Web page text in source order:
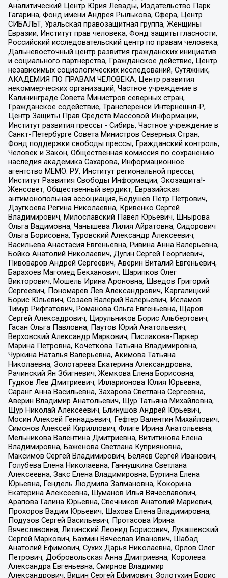
Аналитический Центр Юрия Левады, Издательство Парк
Гагарина, Фонд имени Андрея Рылькова, Сфера, Центр
СИБАЛЬТ, Уральская правозащитная группа, Женщины
Евразии, Институт прав человека, Фонд защиты гласности,
Российский исследовательский центр по правам человека,
Дальневосточный центр развития гражданских инициатив
и социального партнерства, Гражданское действие, Центр
независимых социологических исследований, Сутяжник,
АКАДЕМИЯ ПО ПРАВАМ ЧЕЛОВЕКА, Центр развития
некоммерческих организаций, Частное учреждение в
Калининграде Совета Министров северных стран,
Гражданское содействие, Трансперенси Интернешнл-Р,
Центр Защиты Прав Средств Массовой Информации,
Институт развития прессы - Сибирь, Частное учреждение в
Санкт-Петербурге Совета Министров Северных Стран,
Фонд поддержки свободы прессы, Гражданский контроль,
Человек и Закон, Общественная комиссия по сохранению
наследия академика Сахарова, Информационное
агентство МЕМО. РУ, Институт региональной прессы,
Институт Развития Свободы Информации, Экозащита!-
Женсовет, Общественный вердикт, Евразийская
антимонопольная ассоциация, Бедушев Петр Петрович,
Дзугкоева Регина Николаевна, Кривенко Сергей
Владимирович, Милославский Павел Юрьевич, Шнырова
Ольга Вадимовна, Чанышева Лилия Айратовна, Сидорович
Ольга Борисовна, Туровский Александр Алексеевич,
Васильева Анастасия Евгеньевна, Ривина Анна Валерьевна,
Бойко Анатолий Николаевич, Дугин Сергей Георгиевич,
Пивоваров Андрей Сергеевич, Аверин Виталий Евгеньевич,
Барахоев Магомед Бекханович, Шарипков Олег
Викторович, Мошель Ирина Ароновна, Шведов Григорий
Сергеевич, Пономарев Лев Александрович, Каргалицкий
Борис Юльевич, Созаев Валерий Валерьевич, Исламов
Тимур Рифгатович, Романова Ольга Евгеньевна, Щаров
Сергей Алексадрович, Цирульников Борис Альбертович,
Гасан Ольга Павловна, Паутов Юрий Анатольевич,
Верховский Александр Маркович, Пислакова-Паркер
Марина Петровна, Кочеткова Татьяна Владимировна,
Чуркина Наталья Валерьевна, Акимова Татьяна
Николаевна, Золотарева Екатерина Александровна,
Рачинский Ян Збигневич, Жемкова Елена Борисовна,
Гудков Лев Дмитриевич, Илларионова Юлия Юрьевна,
Саранг Анна Васильевна, Захарова Светлана Сергеевна,
Аверин Владимир Анатольевич, Щур Татьяна Михайловна,
Щур Николай Алексеевич, Блинушов Андрей Юрьевич,
Мосин Алексей Геннадьевич, Гефтер Валентин Михайлович,
Симонов Алексей Кириллович, Флиге Ирина Анатольевна,
Мельникова Валентина Дмитриевна, Вититинова Елена
Владимировна, Баженова Светлана Куприяновна,
Максимов Сергей Владимирович, Беляев Сергей Иванович,
Голубева Елена Николаевна, Ганнушкина Светлана
Алексеевна, Закс Елена Владимировна, Буртина Елена
Юрьевна, Гендель Людмила Залмановна, Кокорина
Екатерина Алексеевна, Шуманов Илья Вячеславович,
Арапова Галина Юрьевна, Свечников Анатолий Мариевич,
Прохоров Вадим Юрьевич, Шахова Елена Владимировна,
Подузов Сергей Васильевич, Протасова Ирина
Вячеславовна, Литинский Леонид Борисович, Лукашевский
Сергей Маркович, Бахмин Вячеслав Иванович, Шабад
Анатолий Ефимович, Сухих Дарья Николаевна, Орлов Олег
Петрович, Добровольская Анна Дмитриевна, Королева
Александра Евгеньевна, Смирнов Владимир
Александрович, Вицин Сергей Ефимович, Золотухин Борис